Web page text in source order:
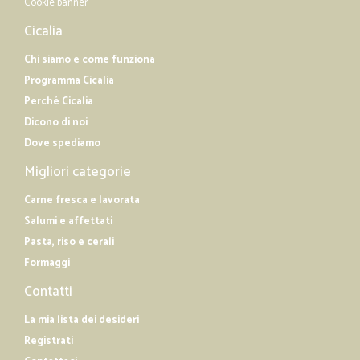
Cicalia
Chi siamo e come funziona
Programma Cicalia
Perché Cicalia
Dicono di noi
Dove spediamo
Migliori categorie
Carne fresca e lavorata
Salumi e affettati
Pasta, riso e cerali
Formaggi
Contatti
La mia lista dei desideri
Registrati